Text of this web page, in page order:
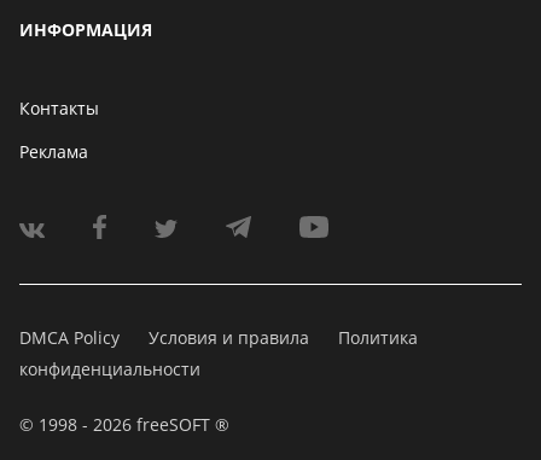
ИНФОРМАЦИЯ
Контакты
Реклама
DMCA Policy Условия и правила
Политика
конфиденциальности
© 1998 - 2026 freeSOFT ®